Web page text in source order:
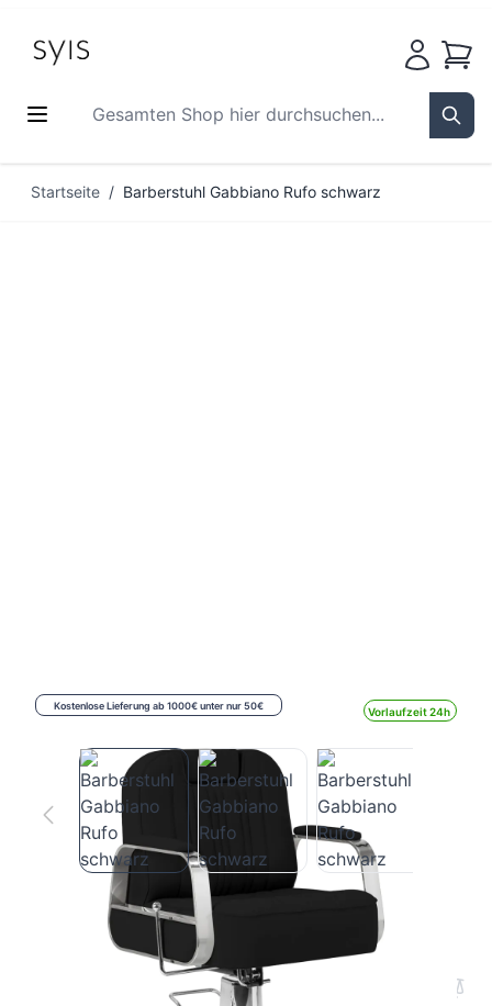
Gesamten Shop hier durchsuchen...
Startseite / Barberstuhl Gabbiano Rufo schwarz
Kostenlose Lieferung ab 1000€ unter nur 50€ Vorlaufzeit 24h
Barberstuhl Gabbiano Rufo schwarz